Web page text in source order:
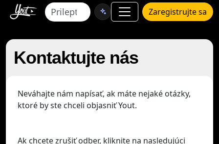
Zaregistrujte sa
Kontaktujte nás
Neváhajte nám napísať, ak máte nejaké otázky,
ktoré by ste chceli objasniť Yout.
Ak chcete zrušiť odber, kliknite na nasledujúci